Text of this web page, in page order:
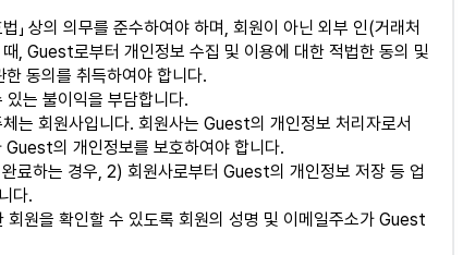
」 상의 의무를 준수하여야 하며, 회원이 아닌 외부 인(거래처
, Guest로부터 개인정보 수집 및 이용에 대한 적법한 동의 및
동의를 취득하여야 합니다.
는 불이익을 부담합니다.
는 회원사입니다. 회원사는 Guest의 개인정보 처리자로서
Guest의 개인정보를 보호하여야 합니다.
료하는 경우, 2) 회원사로부터 Guest의 개인정보 저장 등 업
다.
원을 확인할 수 있도록 회원의 성명 및 이메일주소가 Guest